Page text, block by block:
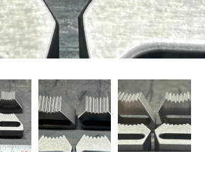
お問い合わせはこちら